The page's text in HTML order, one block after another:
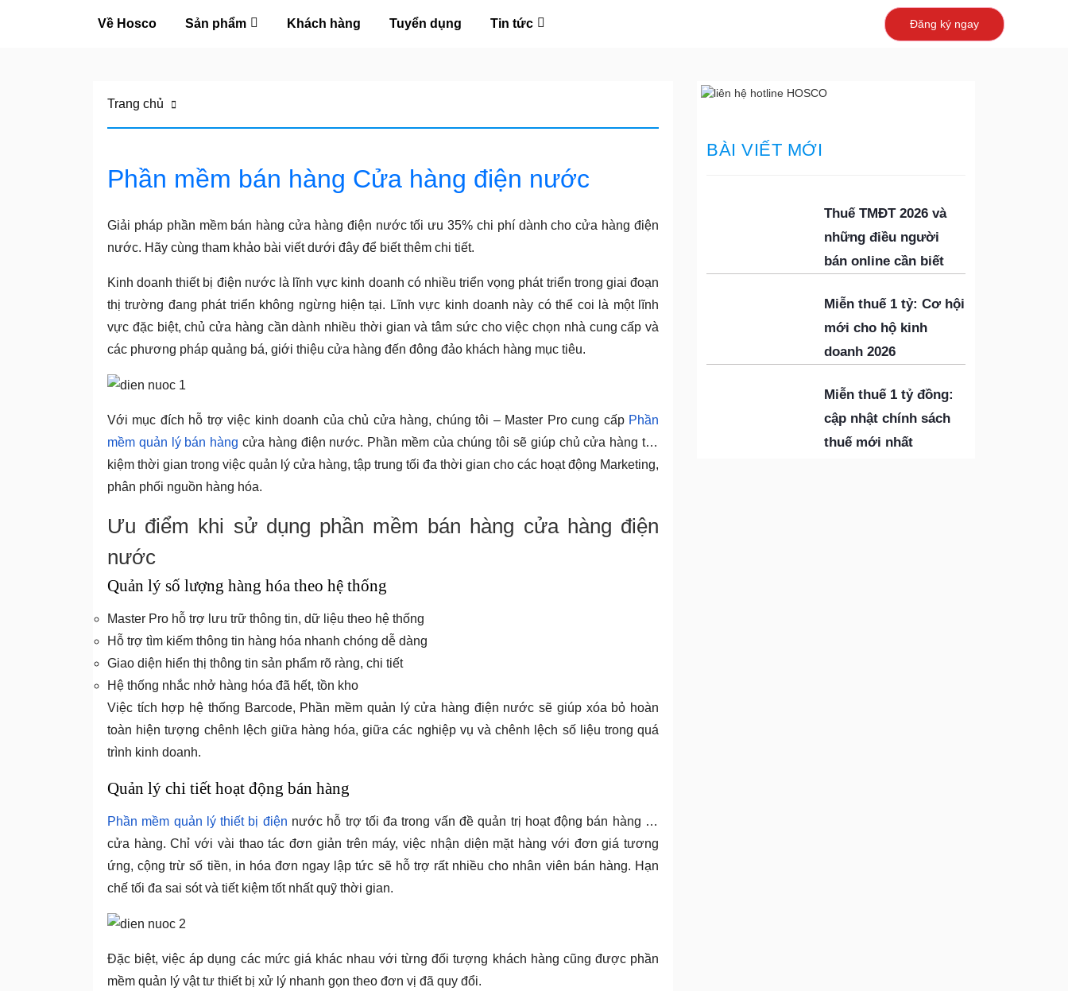
Về Hosco Sản phẩm Khách hàng Tuyển dụng Tin tức Đăng ký ngay
Trang chủ
Phần mềm bán hàng Cửa hàng điện nước
Giải pháp phần mềm bán hàng cửa hàng điện nước tối ưu 35% chi phí dành cho cửa hàng điện
nước. Hãy cùng tham khảo bài viết dưới đây để biết thêm chi tiết.
Kinh doanh thiết bị điện nước là lĩnh vực kinh doanh có nhiều triển vọng phát triển trong giai đoạn
thị trường đang phát triển không ngừng hiện tại. Lĩnh vực kinh doanh này có thể coi là một lĩnh
vực đặc biệt, chủ cửa hàng cần dành nhiều thời gian và tâm sức cho việc chọn nhà cung cấp và
các phương pháp quảng bá, giới thiệu cửa hàng đến đông đảo khách hàng mục tiêu.
Với mục đích hỗ trợ việc kinh doanh của chủ cửa hàng, chúng tôi – Master Pro cung cấp Phần
mềm quản lý bán hàng cửa hàng điện nước. Phần mềm của chúng tôi sẽ giúp chủ cửa hàng tiết
kiệm thời gian trong việc quản lý cửa hàng, tập trung tối đa thời gian cho các hoạt động Marketing,
phân phối nguồn hàng hóa.
Ưu điểm khi sử dụng phần mềm bán hàng cửa hàng điện
nước
Quản lý số lượng hàng hóa theo hệ thống
Master Pro hỗ trợ lưu trữ thông tin, dữ liệu theo hệ thống
Hỗ trợ tìm kiếm thông tin hàng hóa nhanh chóng dễ dàng
Giao diện hiển thị thông tin sản phẩm rõ ràng, chi tiết
Hệ thống nhắc nhở hàng hóa đã hết, tồn kho
Việc tích hợp hệ thống Barcode, Phần mềm quản lý cửa hàng điện nước sẽ giúp xóa bỏ hoàn
toàn hiện tượng chênh lệch giữa hàng hóa, giữa các nghiệp vụ và chênh lệch số liệu trong quá
trình kinh doanh.
Quản lý chi tiết hoạt động bán hàng
Phần mềm quản lý thiết bị điện nước hỗ trợ tối đa trong vấn đề quản trị hoạt động bán hàng tại
cửa hàng. Chỉ với vài thao tác đơn giản trên máy, việc nhận diện mặt hàng với đơn giá tương
ứng, cộng trừ số tiền, in hóa đơn ngay lập tức sẽ hỗ trợ rất nhiều cho nhân viên bán hàng. Hạn
chế tối đa sai sót và tiết kiệm tốt nhất quỹ thời gian.
Đặc biệt, việc áp dụng các mức giá khác nhau với từng đối tượng khách hàng cũng được phần
mềm quản lý vật tư thiết bị xử lý nhanh gọn theo đơn vị đã quy đổi.
BÀI VIẾT MỚI
Thuế TMĐT 2026 và
những điều người
bán online cần biết
Miễn thuế 1 tỷ: Cơ hội
mới cho hộ kinh
doanh 2026
Miễn thuế 1 tỷ đồng:
cập nhật chính sách
thuế mới nhất